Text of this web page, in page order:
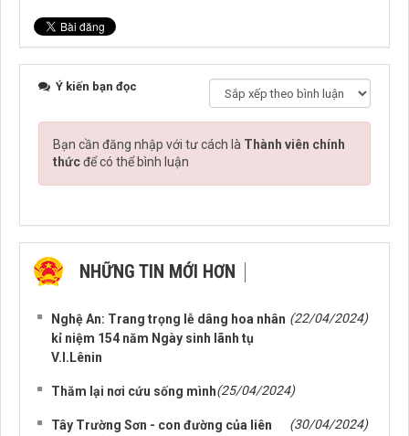
Ý kiến bạn đọc
Bạn cần đăng nhập với tư cách là Thành viên chính
thứcđể có thể bình luận
NHỮNG TIN MỚI HƠN
Nghệ An: Trang trọng lễ dâng hoa nhân
kỉ niệm 154 năm Ngày sinh lãnh tụ
V.I.Lênin
(22/04/2024)
Thăm lại nơi cứu sống mình(25/04/2024)
Tây Trường Sơn - con đường của liên
(30/04/2024)